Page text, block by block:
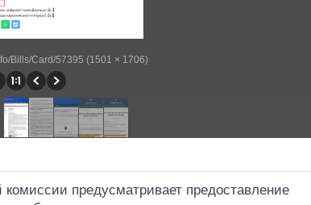
Bills/Card/57395 (1501 × 1706)
предусматривает предоставление